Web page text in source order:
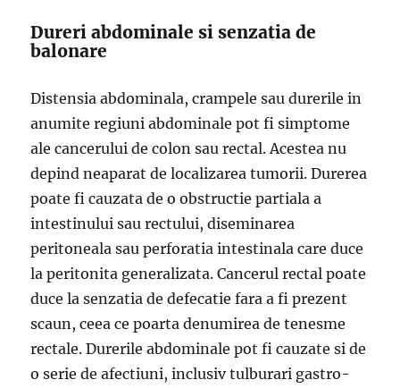
Dureri abdominale si senzatia de
balonare
Distensia abdominala, crampele sau durerile in
anumite regiuni abdominale pot fi simptome
ale cancerului de colon sau rectal. Acestea nu
depind neaparat de localizarea tumorii. Durerea
poate fi cauzata de o obstructie partiala a
intestinului sau rectului, diseminarea
peritoneala sau perforatia intestinala care duce
la peritonita generalizata. Cancerul rectal poate
duce la senzatia de defecatie fara a fi prezent
scaun, ceea ce poarta denumirea de tenesme
rectale. Durerile abdominale pot fi cauzate si de
o serie de afectiuni, inclusiv tulburari gastro-